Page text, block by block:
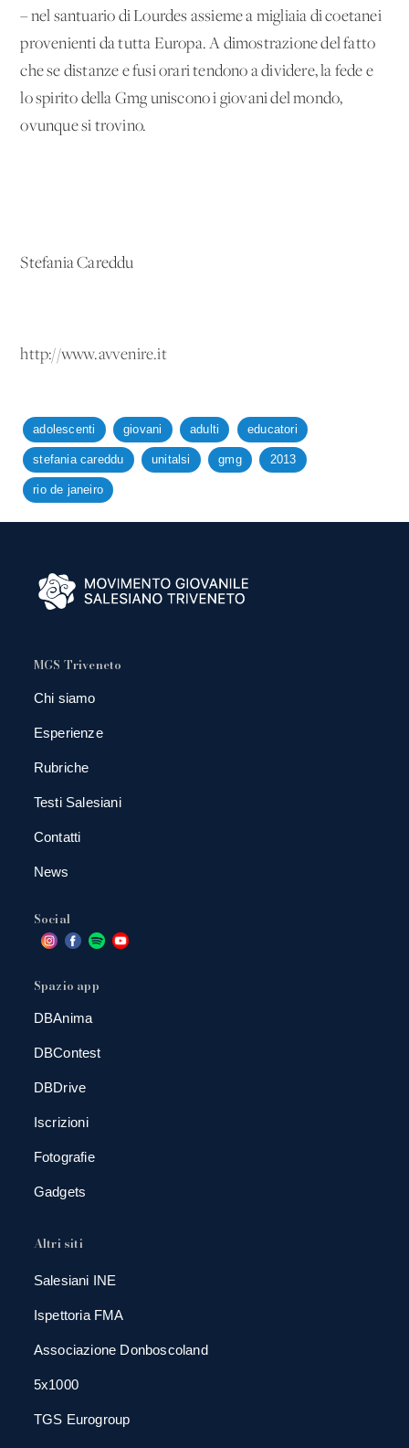
– nel santuario di Lourdes assieme a migliaia di coetanei
provenienti da tutta Europa. A dimostrazione del fatto
che se distanze e fusi orari tendono a dividere, la fede e
lo spirito della Gmg uniscono i giovani del mondo,
ovunque si trovino.
Stefania Careddu
http://www.avvenire.it
adolescenti giovani adulti educatori
stefania careddu unitalsi gmg 2013
rio de janeiro
MGS Triveneto
Chi siamo
Esperienze
Rubriche
Testi Salesiani
Contatti
News
Social
Spazio app
DBAnima
DBContest
DBDrive
Iscrizioni
Fotografie
Gadgets
Altri siti
Salesiani INE
Ispettoria FMA
Associazione Donboscoland
5x1000
TGS Eurogroup